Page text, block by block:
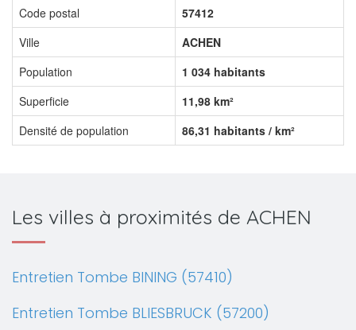
Code postal
57412
Ville
ACHEN
Population
1 034 habitants
Superficie
11,98 km²
Densité de population
86,31 habitants / km²
Les villes à proximités de ACHEN
Entretien Tombe BINING (57410)
Entretien Tombe BLIESBRUCK (57200)